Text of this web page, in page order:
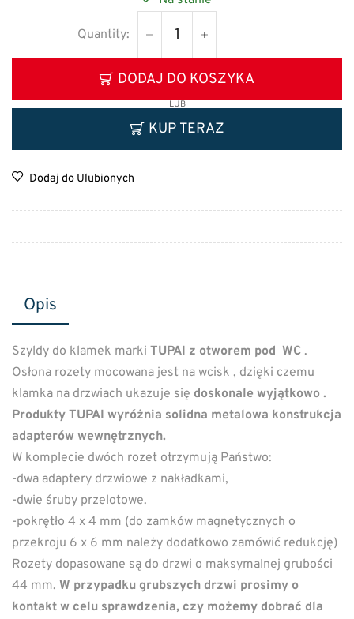
DODAJ DO KOSZYKA
LUB
KUP TERAZ
Dodaj do Ulubionych
Opis
Szyldy do klamek marki TUPAI z otworem pod WC .
Osłona rozety mocowana jest na wcisk , dzięki czemu
klamka na drzwiach ukazuje się doskonale wyjątkowo .
Produkty TUPAI wyróżnia solidna metalowa konstrukcja
adapterów wewnętrznych.
W komplecie dwóch rozet otrzymują Państwo:
-dwa adaptery drzwiowe z nakładkami,
-dwie śruby przelotowe.
-pokrętło 4 x 4 mm (do zamków magnetycznych o
przekroju 6 x 6 mm należy dodatkowo zamówić redukcję)
Rozety dopasowane są do drzwi o maksymalnej grubości
44 mm. W przypadku grubszych drzwi prosimy o
kontakt w celu sprawdzenia, czy możemy dobrać dla